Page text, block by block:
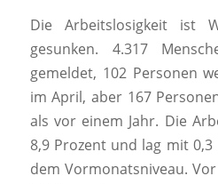
Die Arbeitslosigkeit ist
gesunken. 4.317
gemeldet, 102 Personen
im April, aber 167
als vor einem Jahr. Die
8,9 Prozent und lag mit
dem Vormonatsniveau.